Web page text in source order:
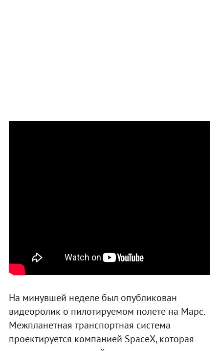
На минувшей неделе был опубликован
видеоролик о пилотируемом полете на Марс.
Межпланетная транспортная система
проектируется компанией SpaceX, которая